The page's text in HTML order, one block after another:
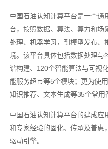
中国石油认知计算平台是一个通
台，按照数据、算法、算力和场
处理、机器学习，到模型发布、
境。该平台具体包括数据处理与
谱构建、120个智能算法与可视
能服务超市等5个模块；更为使
知识推荐、文本生成等35个常用
中国石油认知计算平台的建成应
和专家经验的固化、传承及普惠
驱动引擎。